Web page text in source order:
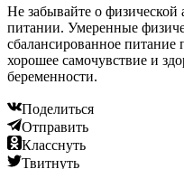
Не забывайте о
питании. Умеренные
сбалансированное
хорошее самочувствие и
беременности.
Поделиться
Отправить
Класснуть
Твитнуть